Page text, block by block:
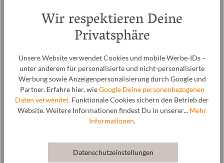
Wir respektieren Deine
Privatsphäre
Unsere Website verwendet Cookies und mobile Werbe-IDs –
unter anderem für personalisierte und nicht-personalisierte
Werbung sowie Anzeigenpersonalisierung durch Google und
Partner. Erfahre hier, wieGoogle Deine personenbezogenen
Daten verwendet. Funktionale Cookies sichern den Betrieb der
Website. Weitere Informationen findest Du in unserer... Mehr
Informationen.
Datenschutzeinstellungen